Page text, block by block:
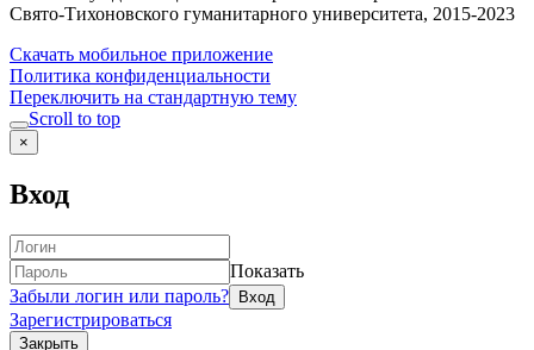
Свято-Тихоновского гуманитарного университета, 2015-2023
Скачать мобильное приложение
Политика конфиденциальности
Переключить на стандартную тему
Scroll to top
×
Вход
Показать
Забыли логин или пароль?
Зарегистрироваться
Закрыть